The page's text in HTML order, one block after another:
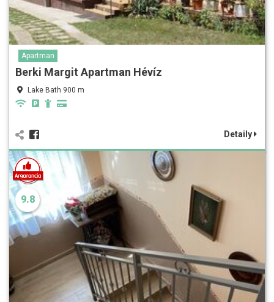
Apartman
Berki Margit Apartman Hévíz
Lake Bath 900 m
Detaily
9.8